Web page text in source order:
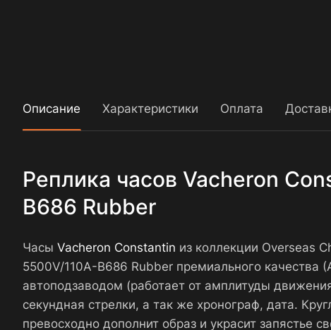
Описание Характеристики Оплата
Реплика часов Vacheron
B686 Rubber
Часы Vacheron Constantin из коллекции Overseas
5500V/110A-B686 Rubber премиального
автоподзаводом (работает от амплитуды
секундная стрелки, а так же хронограф, дата.
превосходно дополнит образ и украсит запястье